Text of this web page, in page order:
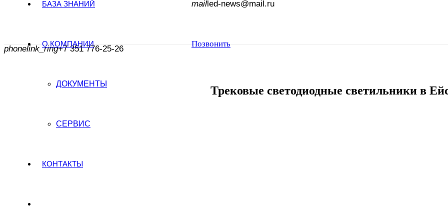
БАЗА ЗНАНИЙ
О КОМПАНИИ
ДОКУМЕНТЫ
СЕРВИС
КОНТАКТЫ
mailled-news@mail.ru
Позвонить
phonelink_ring+7 351 776-25-26
Трековые светодиодные светильники в